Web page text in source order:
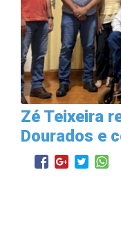
Zé Teixeira
Dourados e